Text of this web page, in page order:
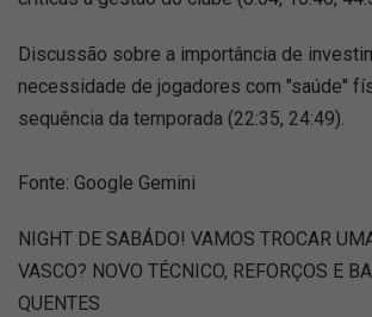
Discussão sobre a importância de
necessidade de jogadores com "saúde"
sequência da temporada (22:35, 24:49).
Fonte: Google Gemini
NIGHT DE SABÁDO! VAMOS TROCAR
VASCO? NOVO TÉCNICO, REFORÇOS E
QUENTES